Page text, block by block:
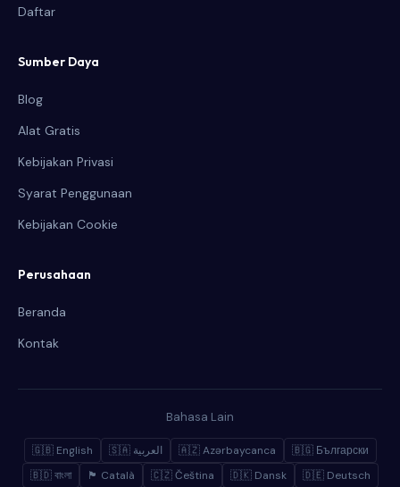
Daftar
Sumber Daya
Blog
Alat Gratis
Kebijakan Privasi
Syarat Penggunaan
Kebijakan Cookie
Perusahaan
Beranda
Kontak
Bahasa Lain
🇬🇧 English 🇸🇦 العربية 🇦🇿 Azərbaycanca
🇧🇬 Български
🇧🇩 বাংলা
🏴 Català 🇨🇿 Čeština 🇩🇰 Dansk 🇩🇪 Deutsch